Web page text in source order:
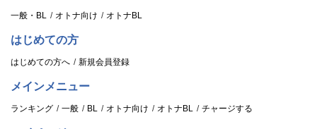
一般・BL オトナ向け オトナBL
はじめての方
はじめての方へ 新規会員登録
メインメニュー
ランキング 一般 BL オトナ向け オトナBL チャージする